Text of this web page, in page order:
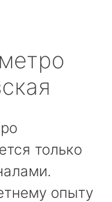
метро
только
опыту